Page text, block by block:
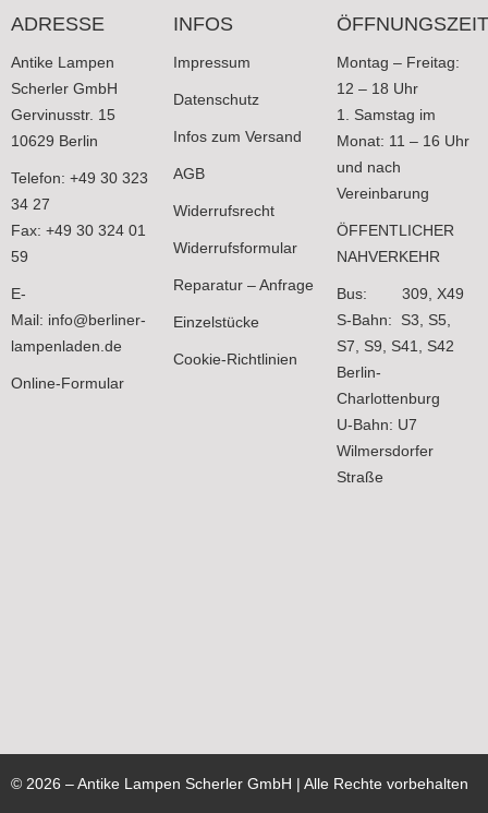
ADRESSE
Antike Lampen
Scherler GmbH
Gervinusstr. 15
10629 Berlin
Telefon: +49 30 323
34 27
Fax: +49 30 324 01
59
E-
Mail: info@berliner-
lampenladen.de
Online-Formular
INFOS
Impressum
Datenschutz
Infos zum Versand
AGB
Widerrufsrecht
Widerrufsformular
Reparatur – Anfrage
Einzelstücke
Cookie-Richtlinien
Montag – Freitag:
12 – 18 Uhr
1. Samstag im
Monat: 11 – 16 Uhr
und nach
Vereinbarung
ÖFFENTLICHER
NAHVERKEHR
Bus: 309, X49
S-Bahn: S3, S5,
S7, S9, S41, S42
Berlin-
Charlottenburg
U-Bahn: U7
Wilmersdorfer
Straße
© 2026 – Antike Lampen Scherler GmbH | Alle Rechte vorbehalten